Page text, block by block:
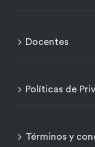
Docentes
Políticas de
Términos y